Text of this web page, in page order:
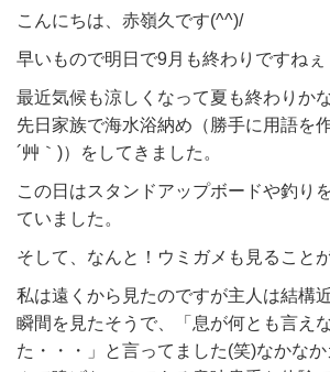
こんにちは、赤嶺久です(^^)/
早いもので明日で9月も終わりですねぇ
最近気候も涼しくなって夏も終わりか
先日家族で海水浴納め（勝手に用語を
´艸｀)）をしてきました。
この日はスタンドアップボードや釣り
ていました。
そして、なんと！ウミガメも見ること
私は遠くから見たのですが主人は結構
瞬間を見たそうで、「息が何とも言え
た・・・」と言ってました(笑)なかな